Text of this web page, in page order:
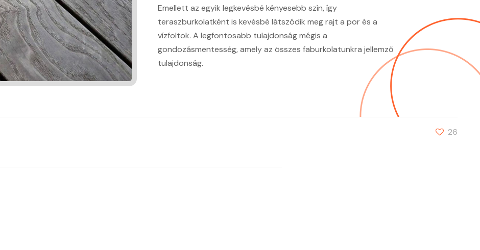
Emellett az egyik legkevésbé kényesebb szín, így
teraszburkolatként is kevésbé látszódik meg rajt a por és a
vízfoltok. A legfontosabb tulajdonság mégis a
gondozásmentesség, amely az összes faburkolatunkra jellemző
tulajdonság.
26